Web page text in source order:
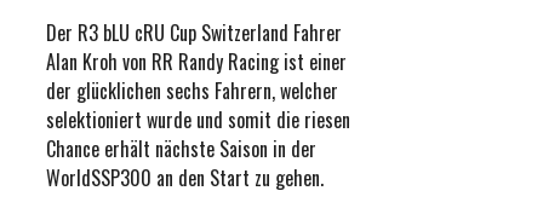
Der R3 bLU cRU Cup Switzerland Fahrer
Alan Kroh von RR Randy Racing ist einer
der glücklichen sechs Fahrern, welcher
selektioniert wurde und somit die riesen
Chance erhält nächste Saison in der
WorldSSP300 an den Start zu gehen.